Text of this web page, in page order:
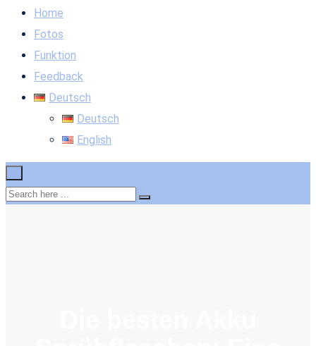
Home
Fotos
Funktion
Feedback
Deutsch
Deutsch
English